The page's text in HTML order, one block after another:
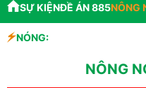
SỰ KIỆNĐỀ ÁN 885NÔNG
NÓNG:
Lễ
Cách
NÔNG